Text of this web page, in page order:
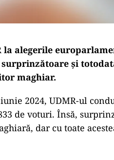
alegerile
surprinzătoare și
maghiar.
2024, UDMR-ul
de voturi. Însă,
dar cu toate